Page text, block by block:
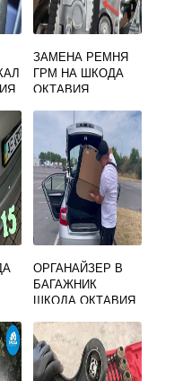
ЗАМЕНА РЕМНЯ
ГРМ НА ШКОДА
ОКТАВИЯ
ОРГАНАЙЗЕР В
БАГАЖНИК
ШКОДА ОКТАВИЯ